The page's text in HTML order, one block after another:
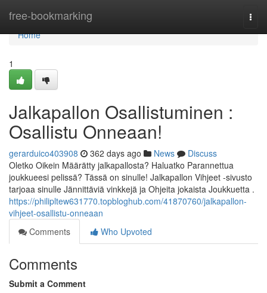
free-bookmarking
Home
Home
1
Jalkapallon Osallistuminen :
Osallistu Onneaan!
gerarduico403908 362 days ago News
Discuss
Oletko Oikein Määrätty jalkapallosta? Haluatko Parannettua
joukkueesi pelissä? Tässä on sinulle! Jalkapallon Vihjeet -sivusto
tarjoaa sinulle Jännittäviä vinkkejä ja Ohjeita jokaista Joukkuetta .
https://philipltew631770.topbloghub.com/41870760/jalkapallon-
vihjeet-osallistu-onneaan
Comments
Who Upvoted
Comments
Submit a Comment